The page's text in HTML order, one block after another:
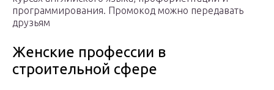
программирования. Промокод можно передавать
друзьям
Женские профессии в
строительной сфере